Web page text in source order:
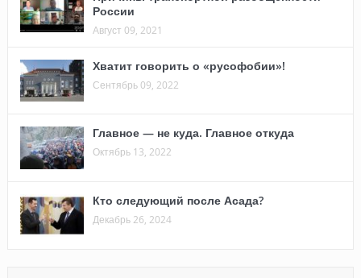
России
Август 09, 2021
Хватит говорить о «русофобии»!
Сентябрь 09, 2022
Главное — не куда. Главное откуда
Октябрь 13, 2022
Кто следующий после Асада?
Декабрь 26, 2024